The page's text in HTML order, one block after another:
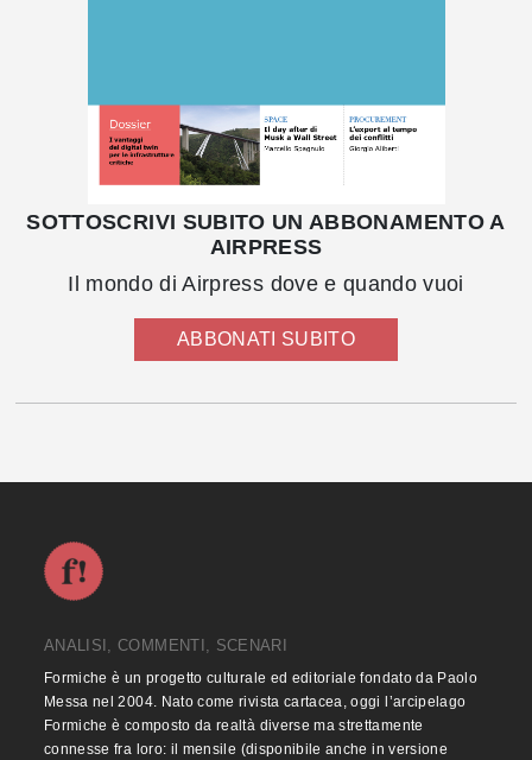
SOTTOSCRIVI SUBITO UN ABBONAMENTO A
AIRPRESS
Il mondo di Airpress dove e quando vuoi
ABBONATI SUBITO
ANALISI, COMMENTI, SCENARI
Formiche è un progetto culturale ed editoriale fondato da Paolo
Messa nel 2004. Nato come rivista cartacea, oggi l’arcipelago
Formiche è composto da realtà diverse ma strettamente
connesse fra loro: il mensile (disponibile anche in versione